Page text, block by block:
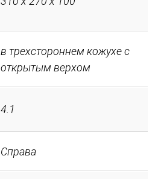
в трехстороннем кожухе с
открытым верхом
4.1
Справа